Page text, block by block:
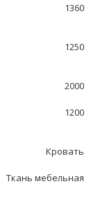
1360
1250
2000
1200
Кровать
Ткань мебельная